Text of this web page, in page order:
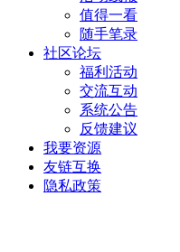
值得一看
随手笔录
社区论坛
福利活动
交流互动
系统公告
反馈建议
我要资源
友链互换
隐私政策